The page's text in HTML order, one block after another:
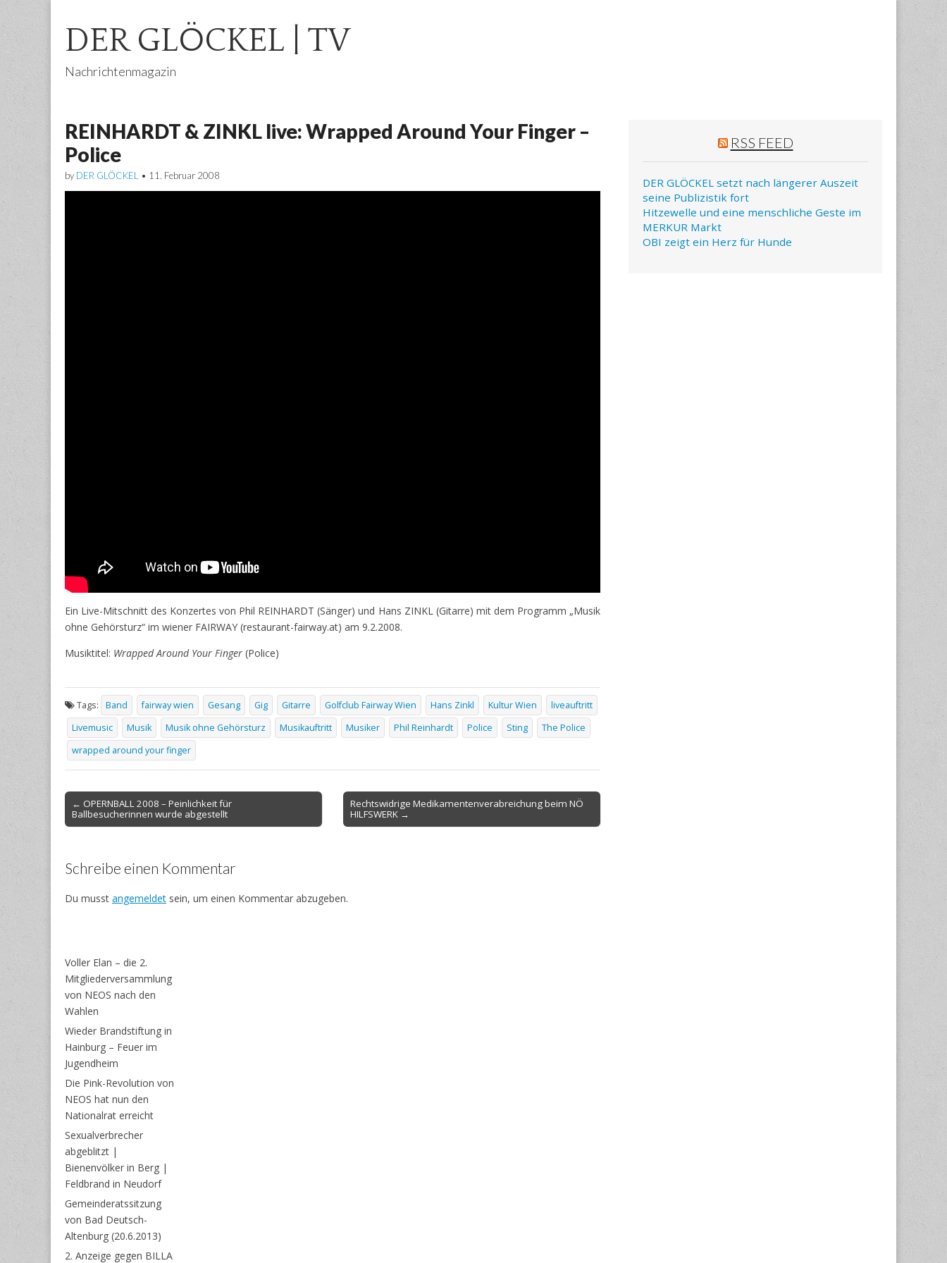
DER GLÖCKEL | TV
Nachrichtenmagazin
menu
content
REINHARDT & ZINKL live: Wrapped Around Your Finger –
Police
by DER GLÖCKEL • 11. Februar 2008
Ein Live-Mitschnitt des Konzertes von Phil REINHARDT (Sänger) und Hans ZINKL (Gitarre) mit dem Programm „Musik
ohne Gehörsturz“ im wiener FAIRWAY (restaurant-fairway.at) am 9.2.2008.
Musiktitel: Wrapped Around Your Finger (Police)
Tags: Band fairway wien Gesang Gig Gitarre Golfclub Fairway Wien Hans Zinkl Kultur Wien
liveauftritt
Livemusic
Musik Musik ohne Gehörsturz Musikauftritt Musiker Phil Reinhardt Police Sting
The Police
wrapped around your finger
Post
navigation
← OPERNBALL 2008 – Peinlichkeit für
Ballbesucherinnen wurde abgestellt
Rechtswidrige Medikamentenverabreichung beim NÖ
HILFSWERK →
Schreibe einen Kommentar
Du musst angemeldet sein, um einen Kommentar abzugeben.
RSS FEED
DER GLÖCKEL setzt nach längerer Auszeit
seine Publizistik fort
Hitzewelle und eine menschliche Geste im
MERKUR Markt
OBI zeigt ein Herz für Hunde
Voller Elan – die 2.
Mitgliederversammlung
von NEOS nach den
Wahlen
Wieder Brandstiftung in
Hainburg – Feuer im
Jugendheim
Die Pink-Revolution von
NEOS hat nun den
Nationalrat erreicht
Sexualverbrecher
abgeblitzt |
Bienenvölker in Berg |
Feldbrand in Neudorf
Gemeinderatssitzung
von Bad Deutsch-
Altenburg (20.6.2013)
2. Anzeige gegen BILLA